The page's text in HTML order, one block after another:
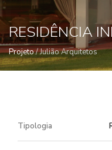
RESIDÊNCIA
Projeto/ Julião Arquitetos
Tipologia